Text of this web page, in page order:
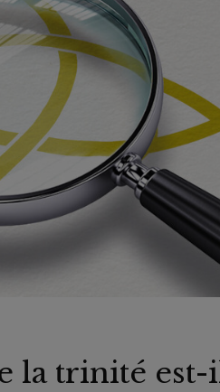
la trinité est-